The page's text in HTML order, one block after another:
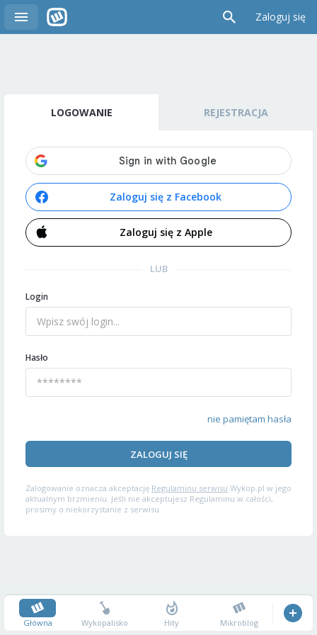
Zaloguj się
LOGOWANIE REJESTRACJA
Zaloguj się z Facebook
Zaloguj się z Apple
LUB
Login
Hasło
nie pamiętam hasła
ZALOGUJ SIĘ
Zalogowanie oznacza akceptację Regulaminu serwisu Wykop.pl w jego
aktualnym brzmieniu. Jeśli nie akceptujesz Regulaminu w całości,
prosimy o niekorzystanie z serwisu.
Główna Wykopalisko Hity Mikroblog